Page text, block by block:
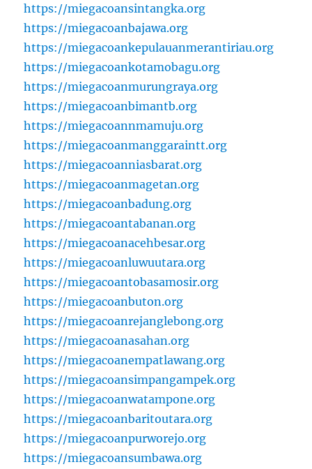
https://miegacoansintangka.org
https://miegacoanbajawa.org
https://miegacoankepulauanmerantiriau.org
https://miegacoankotamobagu.org
https://miegacoanmurungraya.org
https://miegacoanbimantb.org
https://miegacoannmamuju.org
https://miegacoanmanggaraintt.org
https://miegacoanniasbarat.org
https://miegacoanmagetan.org
https://miegacoanbadung.org
https://miegacoantabanan.org
https://miegacoanacehbesar.org
https://miegacoanluwuutara.org
https://miegacoantobasamosir.org
https://miegacoanbuton.org
https://miegacoanrejanglebong.org
https://miegacoanasahan.org
https://miegacoanempatlawang.org
https://miegacoansimpangampek.org
https://miegacoanwatampone.org
https://miegacoanbaritoutara.org
https://miegacoanpurworejo.org
https://miegacoansumbawa.org